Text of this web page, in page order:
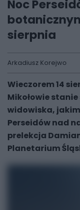
Noc
sierpnia
Arkadiusz Korejwo
Wieczorem 14
Mikołowie
widowiska,
Perseidów nad
prelekcja
Planetarium